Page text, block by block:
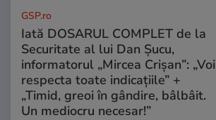
GSP.ro
Iată DOSARUL COMPLET de la
Securitate al lui Dan Șucu,
informatorul „Mircea Crișan”: „Voi
respecta toate indicațiile” +
„Timid, greoi în gândire, bâlbâit.
Un mediocru necesar!”